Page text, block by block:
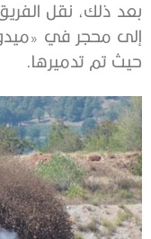
بعد ذلك، نقل
حيث تم تدميرها.